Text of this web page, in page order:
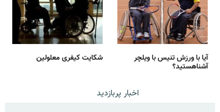
شکایت کیفری معلولین آیا با ورزش تنیس با ویلچر
آشناهستید؟
اخبار پربازدید